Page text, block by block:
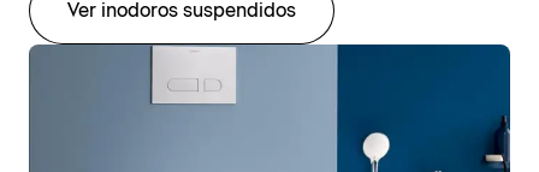
Ver inodoros suspendidos